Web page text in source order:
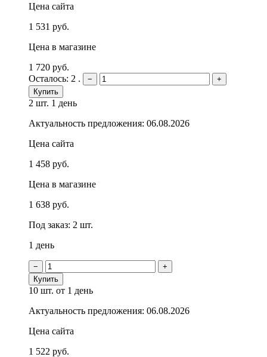
Цена сайта
1 531 руб.
Цена в магазине
1 720 руб.
Осталось: 2 .
−
+
Купить
2 шт. 1 день
Актуальность предложения: 06.08.2026
Цена сайта
1 458 руб.
Цена в магазине
1 638 руб.
Под заказ: 2 шт.
1 день
−
+
Купить
10 шт. от 1 день
Актуальность предложения: 06.08.2026
Цена сайта
1 522 руб.